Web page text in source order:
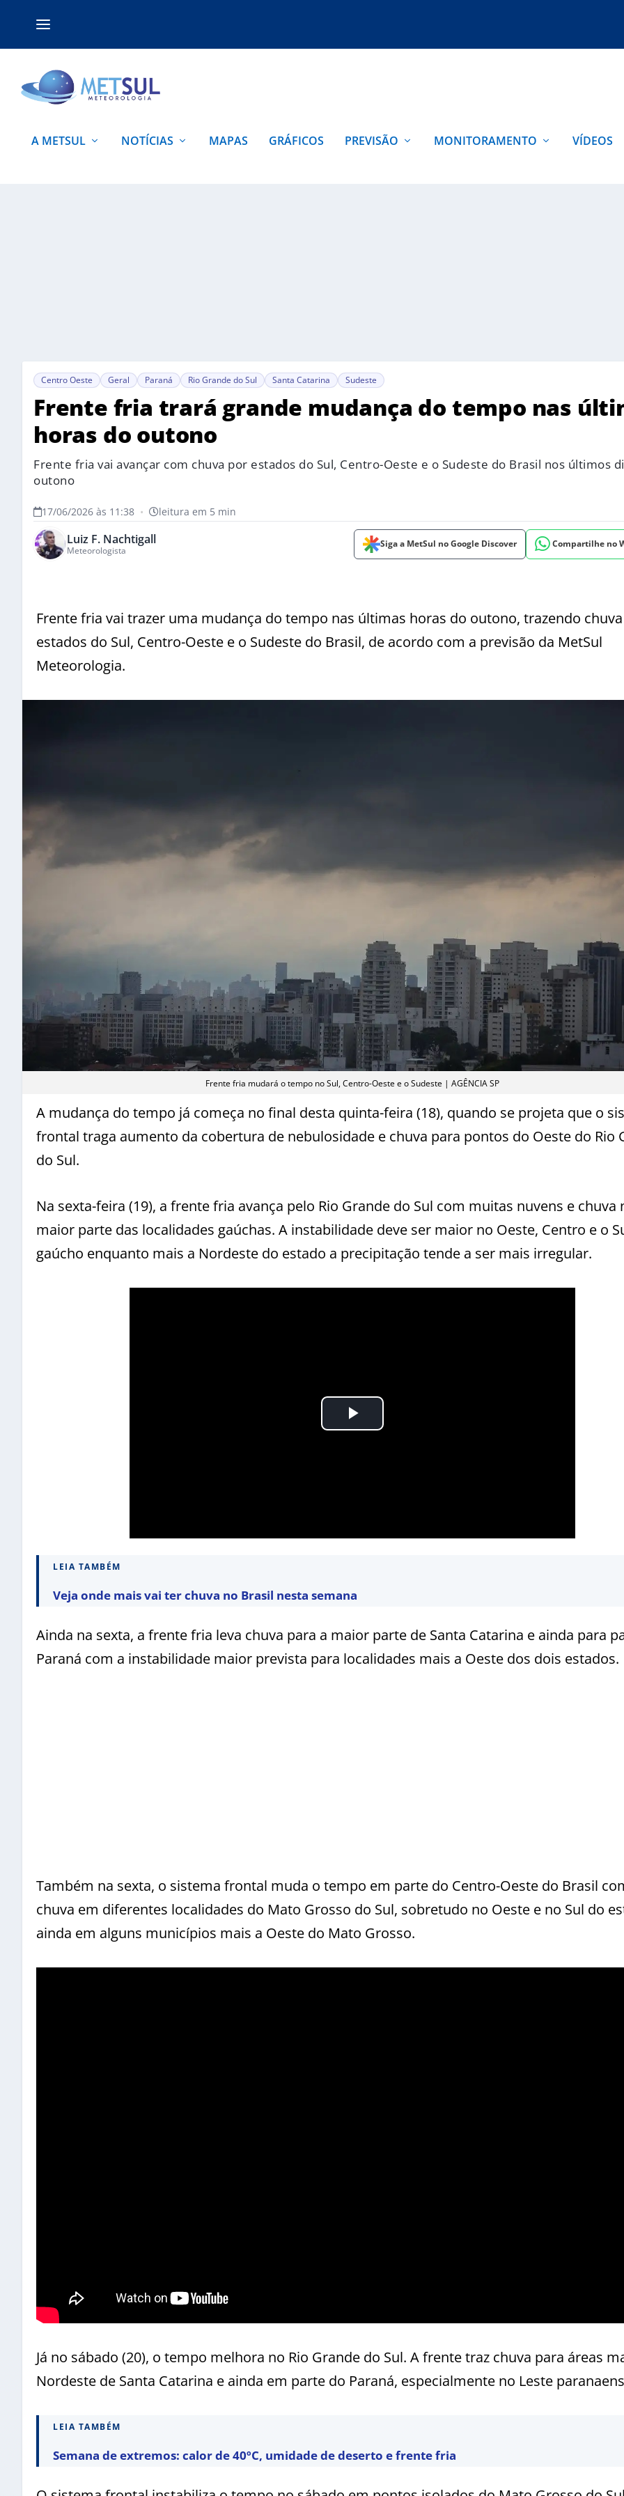
A METSUL NOTÍCIAS MAPAS GRÁFICOS PREVISÃO MONITORAMENTO VÍDEOS
Centro Oeste Geral Paraná Rio Grande do Sul Santa Catarina Sudeste
Frente fria trará grande mudança do tempo nas
horas do outono
Frente fria vai avançar com chuva por estados do Sul, Centro-Oeste e o Sudeste do Brasil nos últimos
outono
17/06/2026 às 11:38 • leitura em 5 min
Luiz F. Nachtigall
Meteorologista
Siga a MetSul no Google Discover Compartilhe no
Frente fria vai trazer uma mudança do tempo nas últimas horas do outono, trazendo
estados do Sul, Centro-Oeste e o Sudeste do Brasil, de acordo com a previsão da MetSul
Meteorologia.
Frente fria mudará o tempo no Sul, Centro-Oeste e o Sudeste | AGÊNCIA SP
A mudança do tempo já começa no final desta quinta-feira (18), quando se projeta que o
frontal traga aumento da cobertura de nebulosidade e chuva para pontos do Oeste do Rio
do Sul.
Na sexta-feira (19), a frente fria avança pelo Rio Grande do Sul com muitas nuvens e chuva
maior parte das localidades gaúchas. A instabilidade deve ser maior no Oeste, Centro e o
gaúcho enquanto mais a Nordeste do estado a precipitação tende a ser mais irregular.
LEIA TAMBÉM
Veja onde mais vai ter chuva no Brasil nesta semana
Ainda na sexta, a frente fria leva chuva para a maior parte de Santa Catarina e ainda para
Paraná com a instabilidade maior prevista para localidades mais a Oeste dos dois estados.
Também na sexta, o sistema frontal muda o tempo em parte do Centro-Oeste do Brasil
chuva em diferentes localidades do Mato Grosso do Sul, sobretudo no Oeste e no Sul do
ainda em alguns municípios mais a Oeste do Mato Grosso.
Já no sábado (20), o tempo melhora no Rio Grande do Sul. A frente traz chuva para áreas
Nordeste de Santa Catarina e ainda em parte do Paraná, especialmente no Leste
LEIA TAMBÉM
Semana de extremos: calor de 40ºC, umidade de deserto e frente fria